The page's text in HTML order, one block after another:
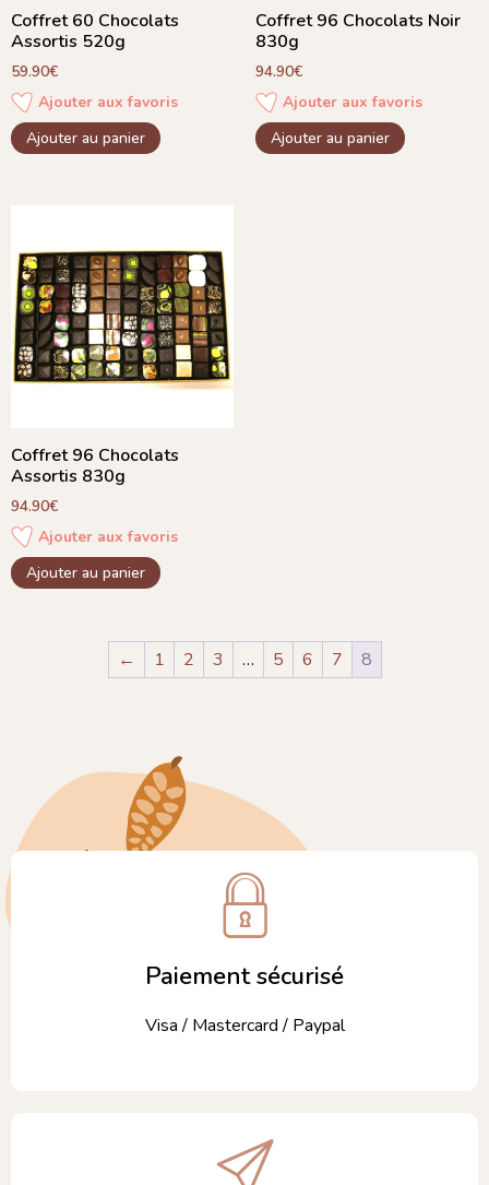
Coffret 60 Chocolats
Assortis 520g
59.90€
Ajouter aux favoris
Ajouter au panier
Coffret 96 Chocolats Noir
830g
94.90€
Ajouter aux favoris
Ajouter au panier
Coffret 96 Chocolats
Assortis 830g
94.90€
Ajouter aux favoris
Ajouter au panier
← 1 2 3 … 5 6 7 8
Paiement sécurisé
Visa / Mastercard / Paypal